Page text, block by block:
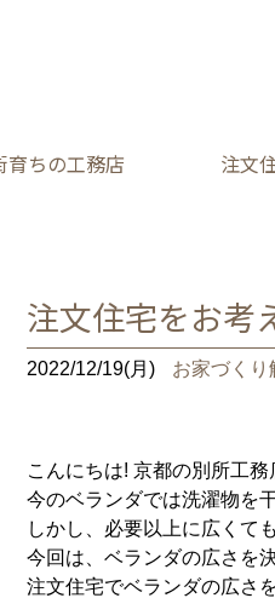
育ちの工務店 注文
注文住宅をお考
2022/12/19(月) お家づくり
こんにちは! 京都の別所工
今のベランダでは洗濯物を
しかし、必要以上に広くて
今回は、ベランダの広さを
注文住宅でベランダの広さ